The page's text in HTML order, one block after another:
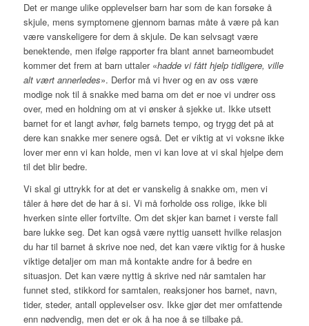
Det er mange ulike opplevelser barn har som de kan forsøke å
skjule, mens symptomene gjennom barnas måte å være på kan
være vanskeligere for dem å skjule. De kan selvsagt være
benektende, men ifølge rapporter fra blant annet barneombudet
kommer det frem at barn uttaler «hadde vi fått hjelp tidligere, ville
alt vært annerledes». Derfor må vi hver og en av oss være
modige nok til å snakke med barna om det er noe vi undrer oss
over, med en holdning om at vi ønsker å sjekke ut. Ikke utsett
barnet for et langt avhør, følg barnets tempo, og trygg det på at
dere kan snakke mer senere også. Det er viktig at vi voksne ikke
lover mer enn vi kan holde, men vi kan love at vi skal hjelpe dem
til det blir bedre.
Vi skal gi uttrykk for at det er vanskelig å snakke om, men vi
tåler å høre det de har å si. Vi må forholde oss rolige, ikke bli
hverken sinte eller fortvilte. Om det skjer kan barnet i verste fall
bare lukke seg. Det kan også være nyttig uansett hvilke relasjon
du har til barnet å skrive noe ned, det kan være viktig for å huske
viktige detaljer om man må kontakte andre for å bedre en
situasjon. Det kan være nyttig å skrive ned når samtalen har
funnet sted, stikkord for samtalen, reaksjoner hos barnet, navn,
tider, steder, antall opplevelser osv. Ikke gjør det mer omfattende
enn nødvendig, men det er ok å ha noe å se tilbake på.